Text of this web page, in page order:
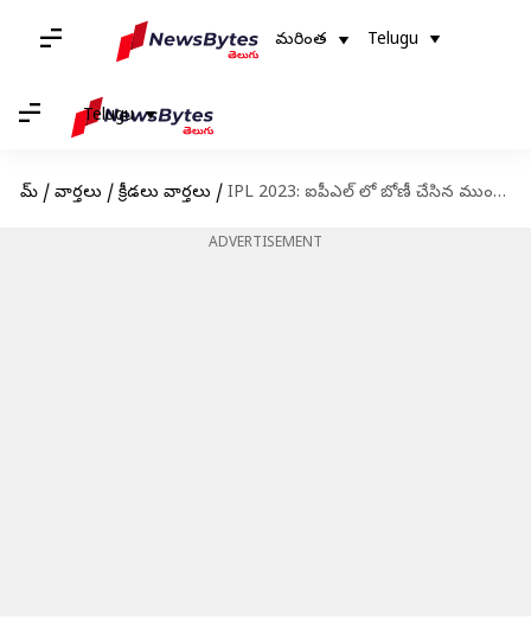
మరింత Telugu
Telugu
హోమ్ / వార్తలు / క్రీడలు వార్తలు / IPL 2023: ఐపీఎల్ లో బోణీ చేసిన ముంబై ఇండియన్స్
ADVERTISEMENT